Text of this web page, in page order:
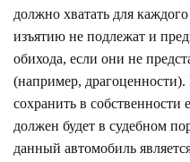
должно хватать для
изъятию не подлежат и
обихода, если они не
(например,
сохранить в
должен будет в судебном
данный автомобиль